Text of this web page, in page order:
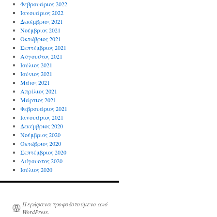
Φεβρουάριος 2022
Ιανουάριος 2022
Δεκέμβριος 2021
Νοέμβριος 2021
Οκτώβριος 2021
Σεπτέμβριος 2021
Αύγουστος 2021
Ιούλιος 2021
Ιούνιος 2021
Μάιος 2021
Απρίλιος 2021
Μάρτιος 2021
Φεβρουάριος 2021
Ιανουάριος 2021
Δεκέμβριος 2020
Νοέμβριος 2020
Οκτώβριος 2020
Σεπτέμβριος 2020
Αύγουστος 2020
Ιούλιος 2020
Περήφανα τροφοδοτούμενο από
WordPress.